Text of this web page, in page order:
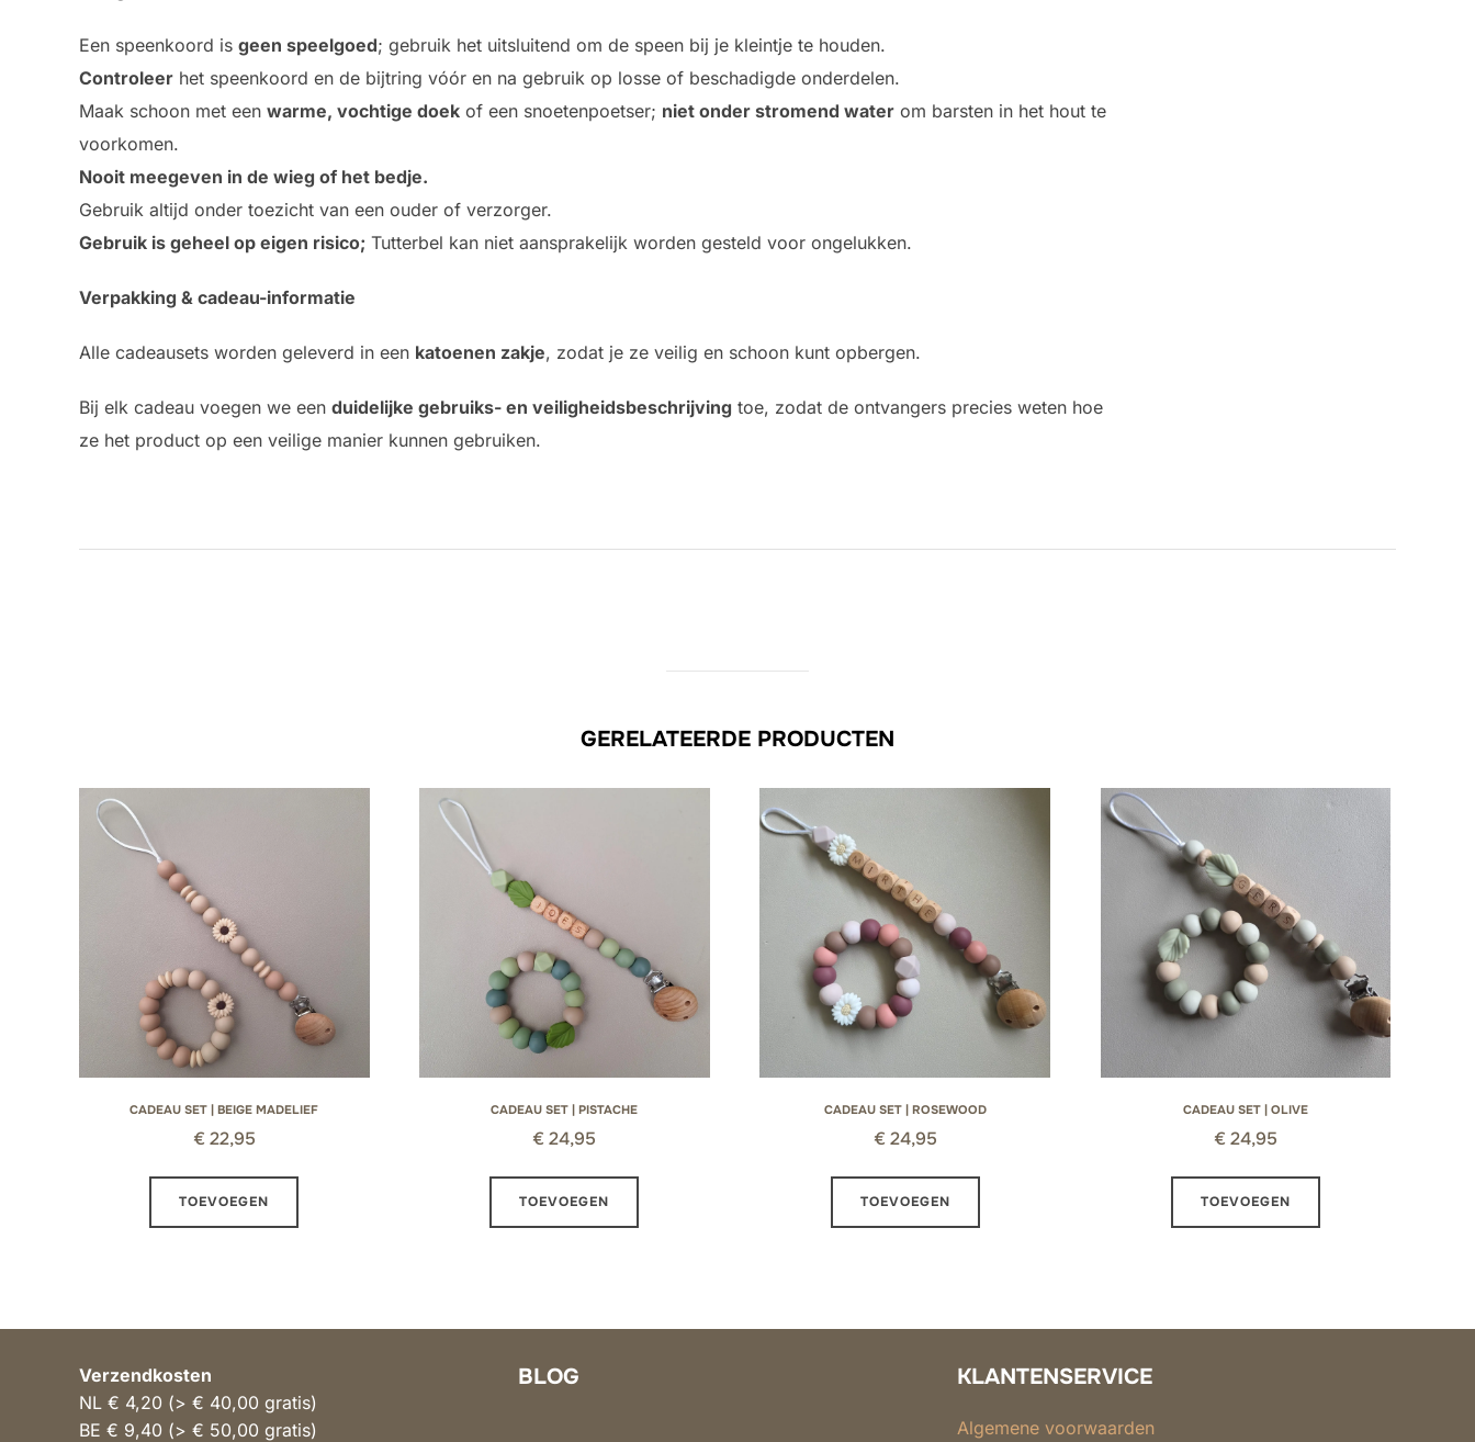
Een speenkoord is geen speelgoed; gebruik het uitsluitend om de speen bij je kleintje te houden.
Controleer het speenkoord en de bijtring vóór en na gebruik op losse of beschadigde onderdelen.
Maak schoon met een warme, vochtige doek of een snoetenpoetser; niet onder stromend water om barsten in het hout te
voorkomen.
Nooit meegeven in de wieg of het bedje.
Gebruik altijd onder toezicht van een ouder of verzorger.
Gebruik is geheel op eigen risico; Tutterbel kan niet aansprakelijk worden gesteld voor ongelukken.
Verpakking & cadeau-informatie
Alle cadeausets worden geleverd in een katoenen zakje, zodat je ze veilig en schoon kunt opbergen.
Bij elk cadeau voegen we een duidelijke gebruiks- en veiligheidsbeschrijving toe, zodat de ontvangers precies weten hoe
ze het product op een veilige manier kunnen gebruiken.
GERELATEERDE PRODUCTEN
CADEAU SET | BEIGE MADELIEF
€ 22,95
TOEVOEGEN
CADEAU SET | PISTACHE
€ 24,95
TOEVOEGEN
CADEAU SET | ROSEWOOD
€ 24,95
TOEVOEGEN
CADEAU SET | OLIVE
€ 24,95
TOEVOEGEN
Verzendkosten
NL € 4,20 (> € 40,00 gratis)
BE € 9,40 (> € 50,00 gratis)
BLOG KLANTENSERVICE
Algemene voorwaarden